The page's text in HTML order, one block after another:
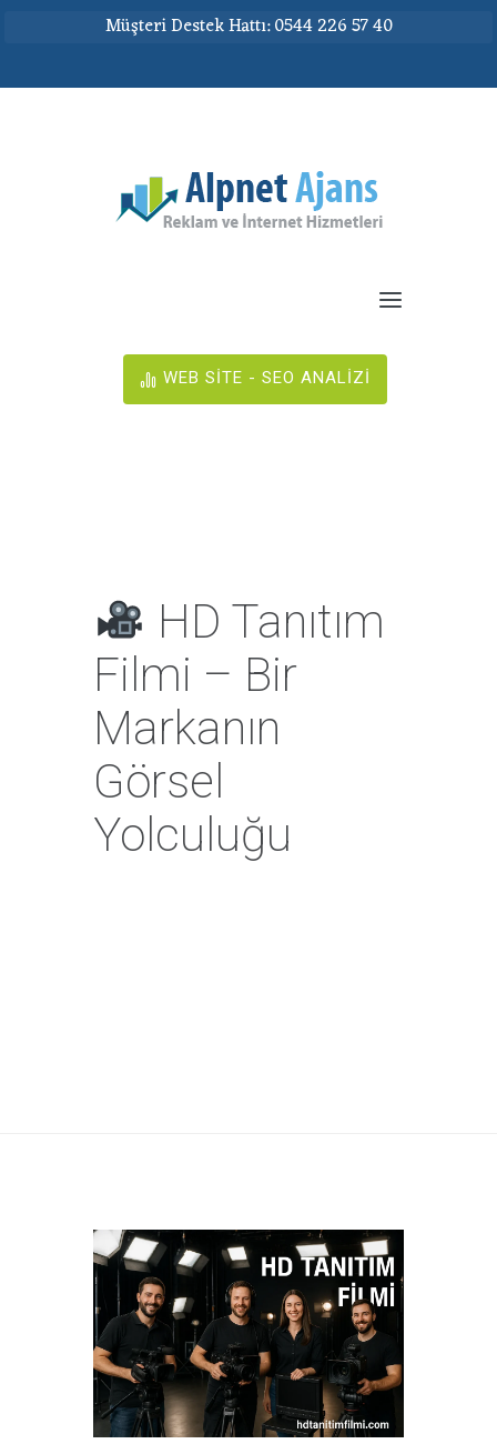
Müşteri Destek Hattı: 0544 226 57 40
WEB SİTE - SEO ANALİZİ
HD Tanıtım
Filmi – Bir
Markanın
Görsel
Yolculuğu